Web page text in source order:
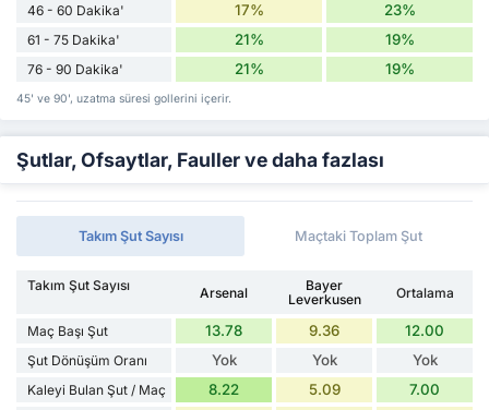
46 - 60 Dakika' 17% 23%
61 - 75 Dakika' 21% 19%
76 - 90 Dakika' 21% 19%
45' ve 90', uzatma süresi gollerini içerir.
Şutlar, Ofsaytlar, Fauller ve daha fazlası
Takım Şut Sayısı Maçtaki Toplam Şut
Takım Şut Sayısı Arsenal
Bayer
Leverkusen
Ortalama
Maç Başı Şut 13.78 9.36 12.00
Şut Dönüşüm Oranı Yok Yok Yok
Kaleyi Bulan Şut / Maç 8.22 5.09 7.00